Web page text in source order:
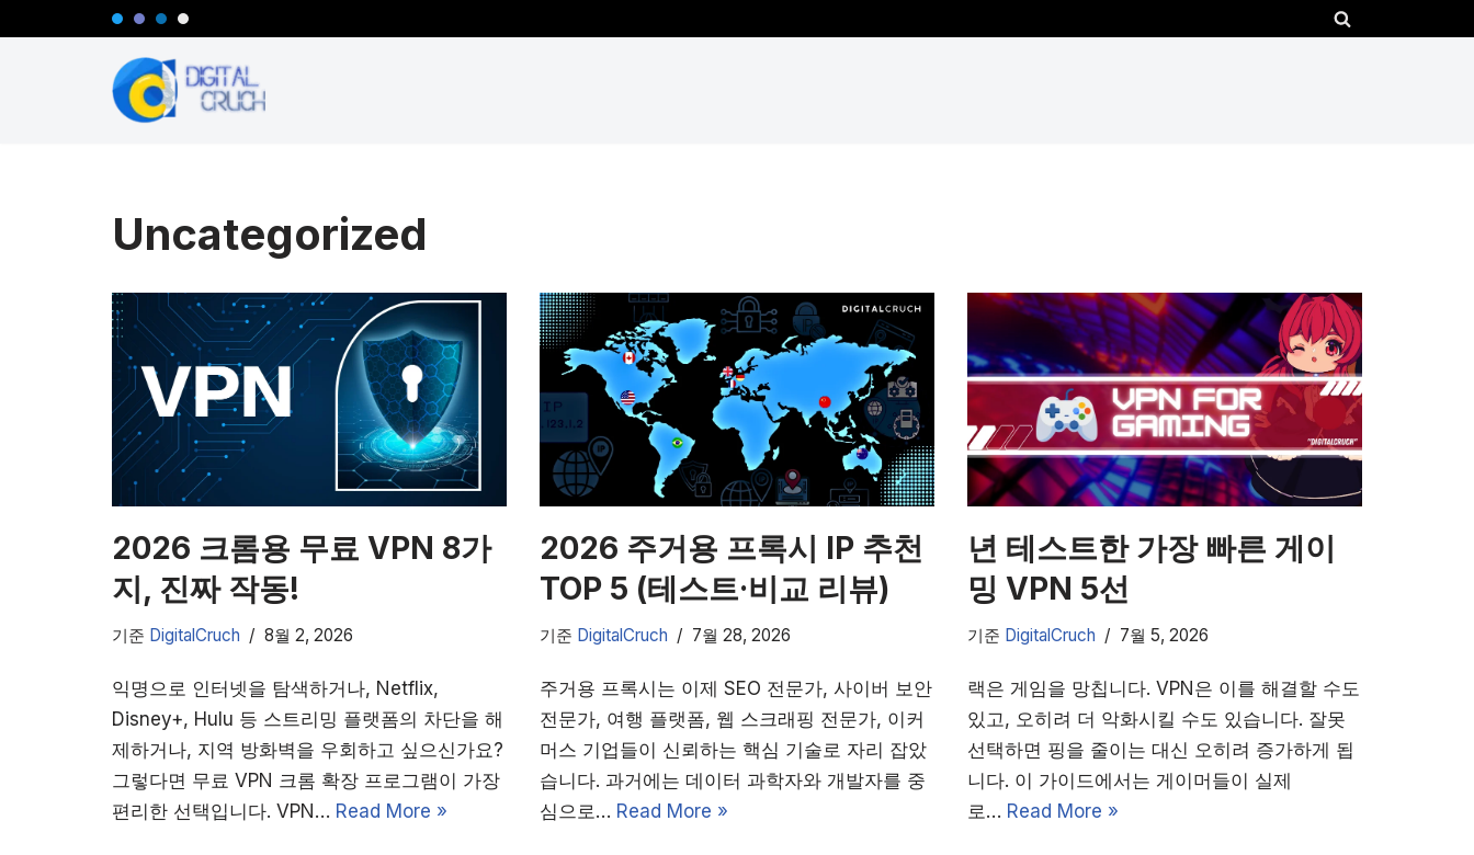
Uncategorized
2026 크롬용 무료 VPN 8가
지, 진짜 작동!
기준 DigitalCruch 8월 2, 2026
익명으로 인터넷을 탐색하거나, Netflix,
Disney+, Hulu 등 스트리밍 플랫폼의 차단을 해
제하거나, 지역 방화벽을 우회하고 싶으신가요?
그렇다면 무료 VPN 크롬 확장 프로그램이 가장
편리한 선택입니다. VPN… Read More »
2026 주거용 프록시 IP 추천
TOP 5 (테스트·비교 리뷰)
기준 DigitalCruch 7월 28, 2026
주거용 프록시는 이제 SEO 전문가, 사이버 보안
전문가, 여행 플랫폼, 웹 스크래핑 전문가, 이커
머스 기업들이 신뢰하는 핵심 기술로 자리 잡았
습니다. 과거에는 데이터 과학자와 개발자를 중
심으로… Read More »
년 테스트한 가장 빠른 게이
밍 VPN 5선
기준 DigitalCruch 7월 5, 2026
랙은 게임을 망칩니다. VPN은 이를 해결할 수도
있고, 오히려 더 악화시킬 수도 있습니다. 잘못
선택하면 핑을 줄이는 대신 오히려 증가하게 됩
니다. 이 가이드에서는 게이머들이 실제
로… Read More »